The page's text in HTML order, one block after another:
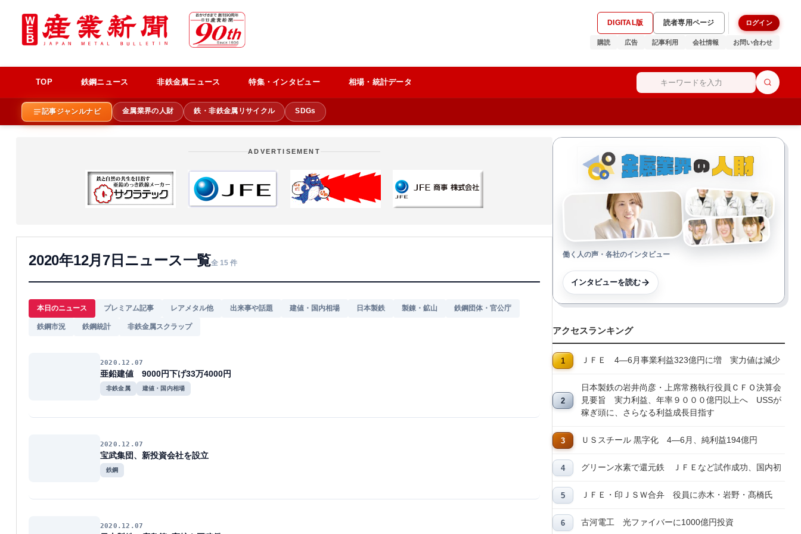
DIGITAL版 読者専用ページ ログイン
購読 広告 記事利用 会社情報 お問い合わせ
TOP 鉄鋼ニュース 非鉄金属ニュース 特集・インタビュー 相場・統計データ
記事ジャンルナビ 金属業界の人財 鉄・非鉄金属リサイクル SDGs
ADVERTISEMENT
2020年12月7日ニュース一覧全 15 件
本日のニュース プレミアム記事 レアメタル他 出来事や話題 建値・国内相場 日本製鉄 製錬・鉱山 鉄鋼団体・官公庁
鉄鋼市況 鉄鋼統計 非鉄金属スクラップ
2020.12.07
亜鉛建値 9000円下げ33万4000円
非鉄金属 建値・国内相場
2020.12.07
宝武集団、新投資会社を設立
鉄鋼
2020.12.07
働く人の声・各社のインタビュー
インタビューを読む
アクセスランキング
ＪＦＥ 4―6月事業利益323億円に増 実力値は減少
日本製鉄の岩井尚彦・上席常務執行役員ＣＦＯ決算会
見要旨 実力利益、年率９０００億円以上へ USSが
稼ぎ頭に、さらなる利益成長目指す
ＵＳスチール 黒字化 4―6月、純利益194億円
グリーン水素で還元鉄 ＪＦＥなど試作成功、国内初
ＪＦＥ・印ＪＳＷ合弁 役員に赤木・岩野・髙橋氏
古河電工 光ファイバーに1000億円投資